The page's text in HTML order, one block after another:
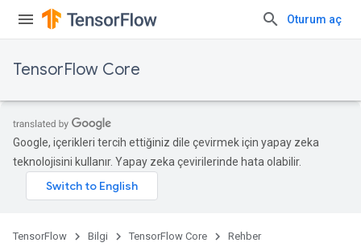
Oturum aç
TensorFlow Core
Google, içerikleri tercih ettiğiniz dile çevirmek için yapay zeka
teknolojisini kullanır. Yapay zeka çevirilerinde hata olabilir.
TensorFlow Bilgi TensorFlow Core Rehber